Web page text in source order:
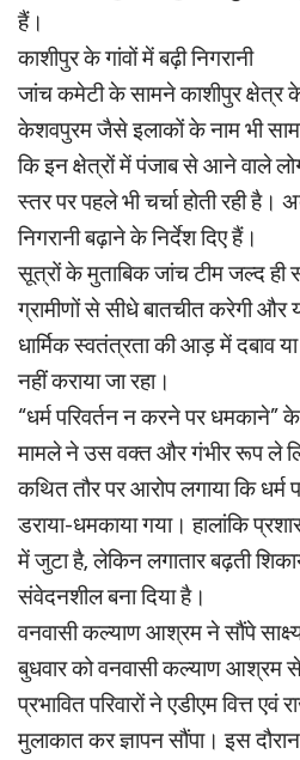
हैं।
काशीपुर के गांवों में बढ़ी निगरानी
जांच कमेटी के सामने काशीपुर क्षेत्र
केशवपुरम जैसे इलाकों के नाम भी
कि इन क्षेत्रों में पंजाब से आने वाले
स्तर पर पहले भी चर्चा होती रही है।
निगरानी बढ़ाने के निर्देश दिए हैं।
सूत्रों के मुताबिक जांच टीम जल्द ही
ग्रामीणों से सीधे बातचीत करेगी और
धार्मिक स्वतंत्रता की आड़ में दबाव
नहीं कराया जा रहा।
“धर्म परिवर्तन न करने पर धमकाने”
मामले ने उस वक्त और गंभीर रूप ले
कथित तौर पर आरोप लगाया कि धर्म
डराया-धमकाया गया। हालांकि
में जुटा है, लेकिन लगातार बढ़ती
संवेदनशील बना दिया है।
वनवासी कल्याण आश्रम ने सौंपे
बुधवार को वनवासी कल्याण आश्रम
प्रभावित परिवारों ने एडीएम वित्त
मुलाकात कर ज्ञापन सौंपा। इस